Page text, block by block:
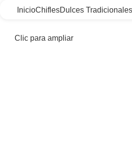
InicioChiflesDulces Tradicionales
Clic para ampliar